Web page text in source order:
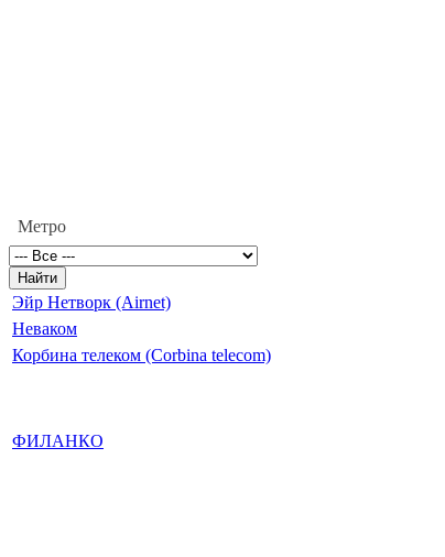
Метро
Эйр Нетворк (Airnet)
Неваком
Корбина телеком (Corbina telecom)
ФИЛАНКО